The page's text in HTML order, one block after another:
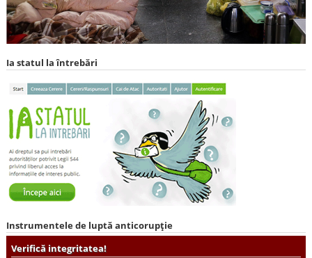
Ia statul la întrebări
Instrumentele de luptă anticorupție
Verifică integritatea!